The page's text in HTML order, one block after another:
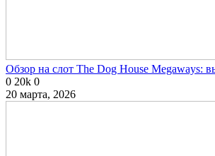
Обзор на слот The Dog House Megaways:
0 20k 0
20 марта, 2026